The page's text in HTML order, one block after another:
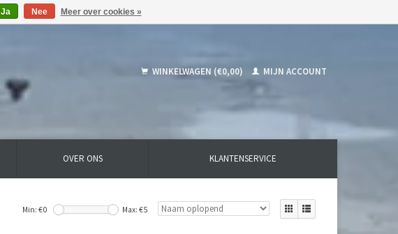
WINKELWAGEN (€0,00) MIJN ACCOUNT
OVER ONS KLANTENSERVICE
Min: €0 Max: €5
Ja Nee Meer over cookies »